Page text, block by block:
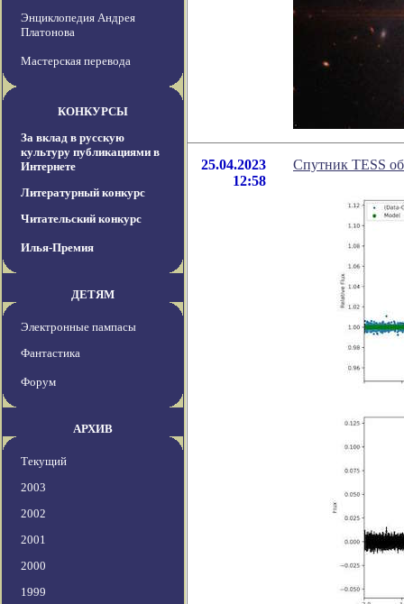
Энциклопедия Андрея
Платонова
Мастерская перевода
КОНКУРСЫ
За вклад в русскую
культуру публикациями в
Интернете
Литературный конкурс
Читательский конкурс
Илья-Премия
ДЕТЯМ
Электронные пампасы
Фантастика
Форум
АРХИВ
Текущий
2003
2002
2001
2000
1999
25.04.2023
12:58
Спутник TESS